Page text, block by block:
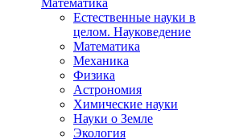
Математика
Естественные науки в
целом. Науковедение
Математика
Механика
Физика
Астрономия
Химические науки
Науки о Земле
Экология